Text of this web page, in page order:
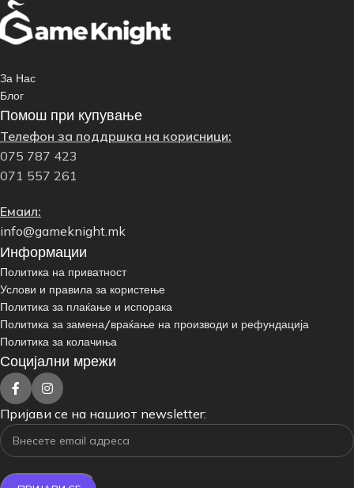
За Нас
Блог
Помош при купување
Телефон за поддршка на корисници:
075 787 423
071 557 261
Емаил:
info@gameknight.mk
Информации
Политика на приватност
Услови и правила за користење
Политика за плаќање и испорака
Политика за замена/враќање на производи и рефундација
Политика за колачиња
Социјални мрежи
Пријави се на нашиот newsletter: